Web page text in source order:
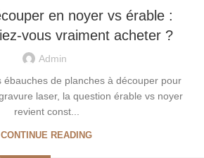
en noyer vs érable :
vous vraiment acheter ?
Admin
ébauches de planches à découper pour
laser, la question érable vs noyer
revient const...
CONTINUE READING